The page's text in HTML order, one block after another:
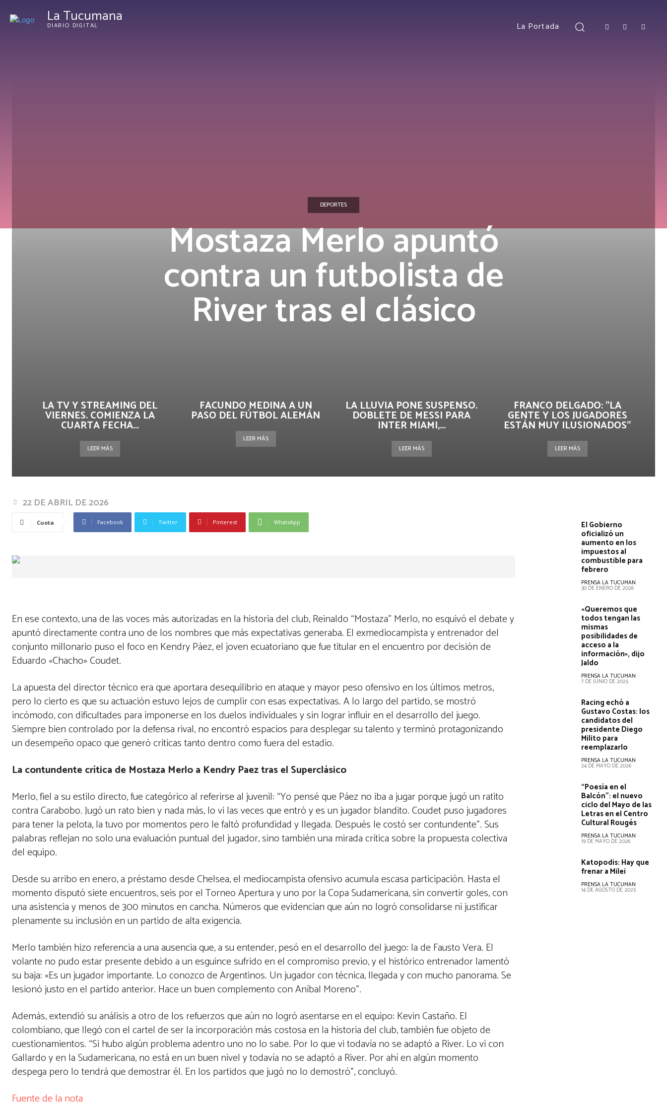
La Tucumana
DIARIO DIGITAL La Portada
DEPORTES
Mostaza Merlo apuntó
contra un futbolista de
River tras el clásico
LA TV Y STREAMING DEL
VIERNES. COMIENZA LA
CUARTA FECHA...
LEER MÁS
FACUNDO MEDINA A UN
PASO DEL FÚTBOL ALEMÁN
LEER MÁS
LA LLUVIA PONE SUSPENSO.
DOBLETE DE MESSI PARA
INTER MIAMI,...
LEER MÁS
FRANCO DELGADO: "LA
GENTE Y LOS JUGADORES
ESTÁN MUY ILUSIONADOS"
LEER MÁS
22 DE ABRIL DE 2026
Cuota Facebook Twitter Pinterest WhatsApp
En ese contexto, una de las voces más autorizadas en la historia del club, Reinaldo “Mostaza” Merlo, no esquivó el debate y
apuntó directamente contra uno de los nombres que más expectativas generaba. El exmediocampista y entrenador del
conjunto millonario puso el foco en Kendry Páez, el joven ecuatoriano que fue titular en el encuentro por decisión de
Eduardo «Chacho» Coudet.
La apuesta del director técnico era que aportara desequilibrio en ataque y mayor peso ofensivo en los últimos metros,
pero lo cierto es que su actuación estuvo lejos de cumplir con esas expectativas. A lo largo del partido, se mostró
incómodo, con dificultades para imponerse en los duelos individuales y sin lograr influir en el desarrollo del juego.
Siempre bien controlado por la defensa rival, no encontró espacios para desplegar su talento y terminó protagonizando
un desempeño opaco que generó críticas tanto dentro como fuera del estadio.
La contundente crítica de Mostaza Merlo a Kendry Paez tras el Superclásico
Merlo, fiel a su estilo directo, fue categórico al referirse al juvenil: “Yo pensé que Páez no iba a jugar porque jugó un ratito
contra Carabobo. Jugó un rato bien y nada más, lo vi las veces que entró y es un jugador blandito. Coudet puso jugadores
para tener la pelota, la tuvo por momentos pero le faltó profundidad y llegada. Después le costó ser contundente”. Sus
palabras reflejan no solo una evaluación puntual del jugador, sino también una mirada crítica sobre la propuesta colectiva
del equipo.
Desde su arribo en enero, a préstamo desde Chelsea, el mediocampista ofensivo acumula escasa participación. Hasta el
momento disputó siete encuentros, seis por el Torneo Apertura y uno por la Copa Sudamericana, sin convertir goles, con
una asistencia y menos de 300 minutos en cancha. Números que evidencian que aún no logró consolidarse ni justificar
plenamente su inclusión en un partido de alta exigencia.
Merlo también hizo referencia a una ausencia que, a su entender, pesó en el desarrollo del juego: la de Fausto Vera. El
volante no pudo estar presente debido a un esguince sufrido en el compromiso previo, y el histórico entrenador lamentó
su baja: «Es un jugador importante. Lo conozco de Argentinos. Un jugador con técnica, llegada y con mucho panorama. Se
lesionó justo en el partido anterior. Hace un buen complemento con Aníbal Moreno”.
Además, extendió su análisis a otro de los refuerzos que aún no logró asentarse en el equipo: Kevin Castaño. El
colombiano, que llegó con el cartel de ser la incorporación más costosa en la historia del club, también fue objeto de
cuestionamientos. “Si hubo algún problema adentro uno no lo sabe. Por lo que vi todavía no se adaptó a River. Lo vi con
Gallardo y en la Sudamericana, no está en un buen nivel y todavía no se adaptó a River. Por ahí en algún momento
despega pero lo tendrá que demostrar él. En los partidos que jugó no lo demostró”, concluyó.
Fuente de la nota
El Gobierno
oficializó un
aumento en los
impuestos al
combustible para
febrero
PRENSA LA TUCUMAN -
30 DE ENERO DE 2026
«Queremos que
todos tengan las
mismas
posibilidades de
acceso a la
información», dijo
Jaldo
PRENSA LA TUCUMAN -
7 DE JUNIO DE 2025
Racing echó a
Gustavo Costas: los
candidatos del
presidente Diego
Milito para
reemplazarlo
PRENSA LA TUCUMAN -
24 DE MAYO DE 2026
“Poesía en el
Balcón”: el nuevo
ciclo del Mayo de las
Letras en el Centro
Cultural Rougés
PRENSA LA TUCUMAN -
19 DE MAYO DE 2026
Katopodis: Hay que
frenar a Milei
PRENSA LA TUCUMAN -
14 DE AGOSTO DE 2025